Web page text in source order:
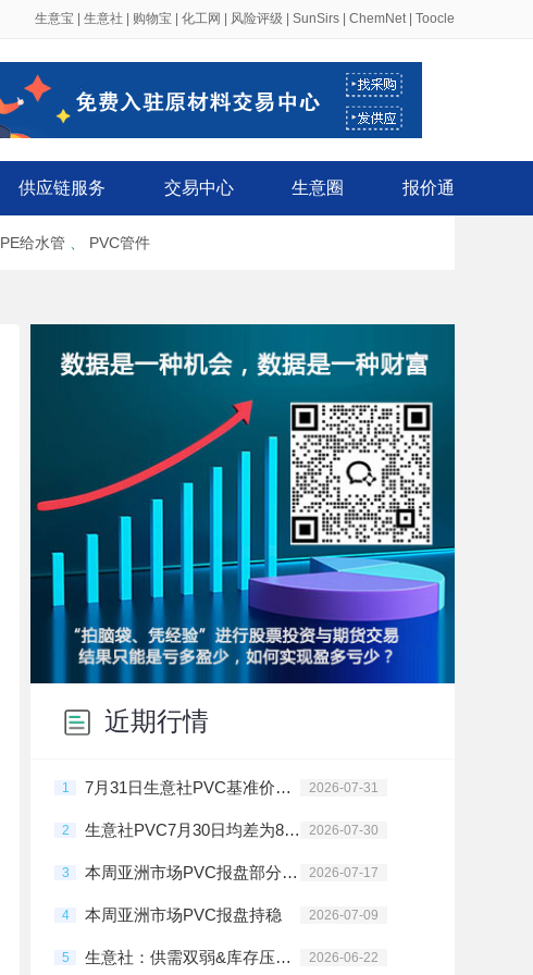
生意宝 生意社 购物宝 化工网 风险评级 SunSirs ChemNet| Toocle
供应链服务 交易中心 生意圈 报价通
PE给水管 PVC管件
近期行情
1 7月31日生意社PVC基准价为4375.00元/吨 2026-07-31
2 生意社PVC7月30日均差为8.20元/吨 由正向扩大转为缩小 2026-07-30
3 本周亚洲市场PVC报盘部分地区上调 2026-07-17
4 本周亚洲市场PVC报盘持稳 2026-07-09
5 生意社：供需双弱&库存压制 PVC行情震荡偏弱 2026-06-22